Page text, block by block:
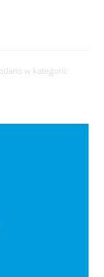
w kategorii: